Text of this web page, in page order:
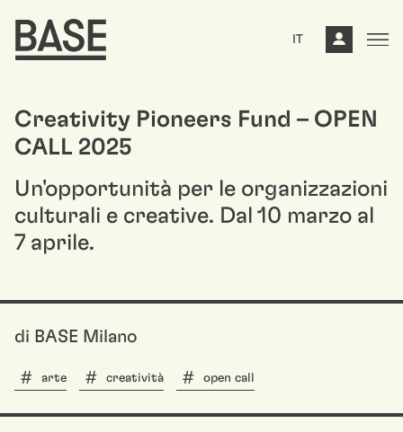
IT
Creativity Pioneers Fund – OPEN
CALL 2025
Un'opportunità per le organizzazioni
culturali e creative. Dal 10 marzo al
7 aprile.
di BASE Milano
arte creatività open call